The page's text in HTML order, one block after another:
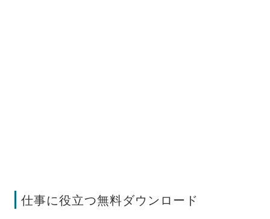
仕事に役立つ無料ダウンロード